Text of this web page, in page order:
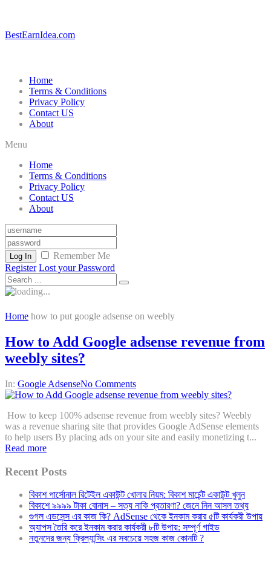
BestEarnIdea.com
Home
Terms & Conditions
Privacy Policy
Contact US
About
Menu
Home
Terms & Conditions
Privacy Policy
Contact US
About
Log In
Remember Me
Register Lost your Password
Home how to put google adsense on weebly
How to Add Google adsense revenue from
weebly sites?
In: Google AdsenseNo Comments
How to keep 100% adsense revenue from weebly sites? Weebly
was a revenue sharing site that provides Google AdSense elements
to help users By placing ads on your site and easily monetizing t...
Read more
Recent Posts
বিকাশ পার্সোনাল রিটেইল একাউন্ট খোলার নিয়ম: বিকাশ মার্চেন্ট একাউন্ট খুলুন
বিকাশে ৯৯৯৯ টাকা বোনাস – সত্য নাকি প্রতারণা? জেনে নিন আসল তথ্য
গুগল এডসেন্স এর কাজ কি? AdSense থেকে ইনকাম করার ৫টি কার্যকরী উপায়
অ্যাপস তৈরি করে ইনকাম করার কার্যকরী ৮টি উপায়: সম্পূর্ণ গাইড
নতুনদের জন্য ফ্রিল্যান্সিং এর সবচেয়ে সহজ কাজ কোনটি ?